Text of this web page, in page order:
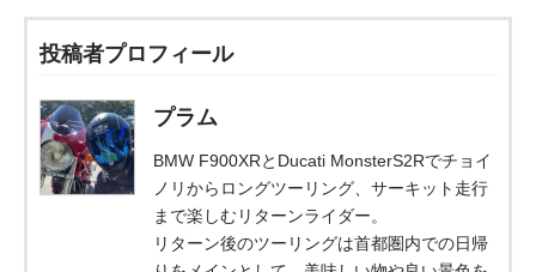
投稿者プロフィール
プラム
BMW F900XRとDucati MonsterS2Rでチョイ
ノリからロングツーリング、サーキット走行
まで楽しむリターンライダー。
リターン後のツーリングは首都圏内での日帰